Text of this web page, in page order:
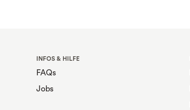
INFOS & HILFE
FAQs
Jobs